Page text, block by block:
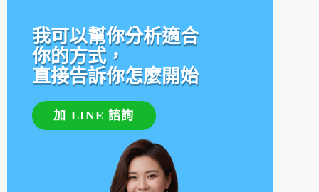
我可以幫你分析適合
你的方式，
直接告訴你怎麼開始
加 LINE 諮詢